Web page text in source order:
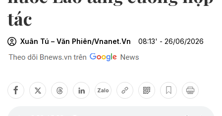
tác
Xuân Tú – Văn Phiên/Vnanet.Vn 08:13' - 26/06/2026
Zalo